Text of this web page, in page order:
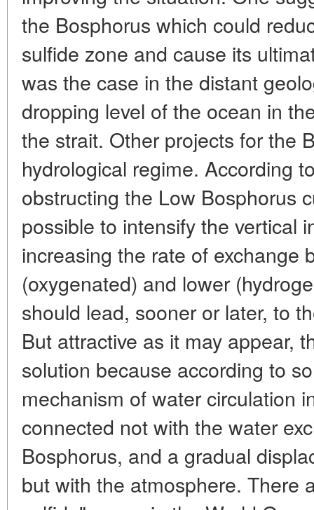
the Bosphorus which could
sulfide zone and cause its
was the case in the distant
dropping level of the ocean in
the strait. Other projects for the
hydrological regime. According
obstructing the Low Bosphorus
possible to intensify the vertical
increasing the rate of exchange
(oxygenated) and lower
should lead, sooner or later, to
But attractive as it may appear,
solution because according to
mechanism of water circulation
connected not with the water
Bosphorus, and a gradual
but with the atmosphere. There